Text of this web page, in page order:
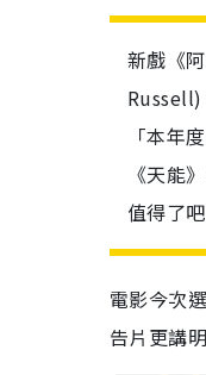
新戲《
Russell)
「本年
《天能
值得了吧
電影今次
告片更講